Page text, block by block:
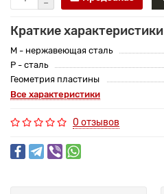
Краткие характеристики
M - нержавеющая сталь
P - сталь
Геометрия пластины
Все характеристики
0 отзывов